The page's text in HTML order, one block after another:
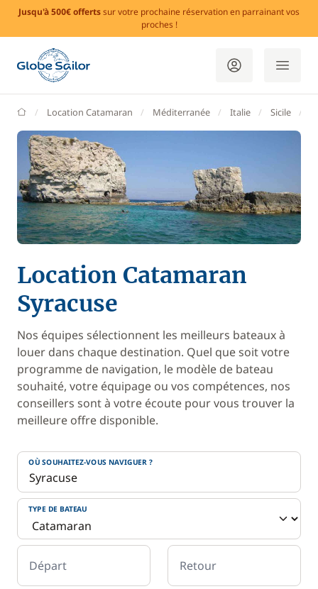
Jusqu'à 500€ offertssur votre prochaine réservation en parrainant vos
proches !
GlobeSailor
Location Catamaran Méditerranée Italie Sicile
Location Catamaran
Syracuse
Nos équipes sélectionnent les meilleurs bateaux à
louer dans chaque destination. Quel que soit votre
programme de navigation, le modèle de bateau
souhaité, votre équipage ou vos compétences, nos
conseillers sont à votre écoute pour vous trouver la
meilleure offre disponible.
OÙ SOUHAITEZ-VOUS NAVIGUER ?
TYPE DE BATEAU
Départ Retour